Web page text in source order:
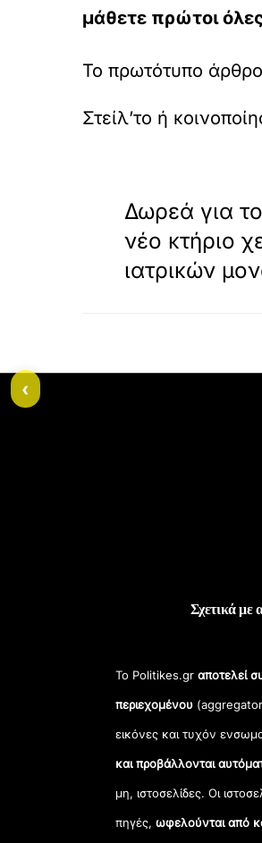
μάθετε πρώτοι όλες
Το πρωτότυπο άρθρο
Δωρεά για
νέο κτήριο
ιατρικών
Σχετικά με
Το Politikes.grαποτελεί
περιεχομένου
εικόνες και τυχόν
και προβάλλονται
μη, ιστοσελίδες. Οι
πηγές,ωφελούνται από
‹